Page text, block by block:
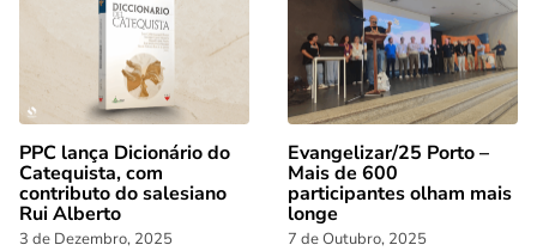
PPC lança Dicionário do
Catequista, com
contributo do salesiano
Rui Alberto
3 de Dezembro, 2025
Evangelizar/25 Porto –
Mais de 600
participantes olham mais
longe
7 de Outubro, 2025